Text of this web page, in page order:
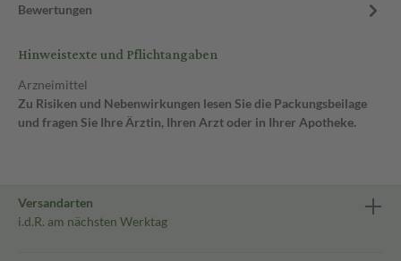
Bewertungen
Hinweistexte und Pflichtangaben
Arzneimittel
Zu Risiken und Nebenwirkungen lesen Sie die Packungsbeilage
und fragen Sie Ihre Ärztin, Ihren Arzt oder in Ihrer Apotheke.
Versandarten
i.d.R. am nächsten Werktag